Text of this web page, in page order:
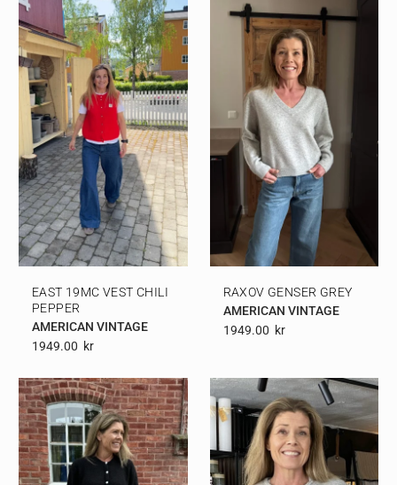
EAST 19MC VEST CHILI
PEPPER
AMERICAN VINTAGE
1949.00 Kr
RAXOV GENSER GREY
AMERICAN VINTAGE
1949.00 Kr